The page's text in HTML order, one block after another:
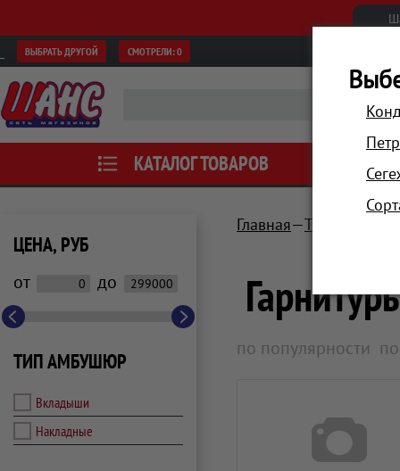
ВЫБРАТЬ ДРУГОЙ СМОТРЕЛИ:0
КАТАЛОГ ТОВАРОВ АКЦИИ
ЦЕНА, РУБ
от до
ТИП АМБУШЮР
Вкладыши
Накладные
Главная Телевизоры,
по популярности